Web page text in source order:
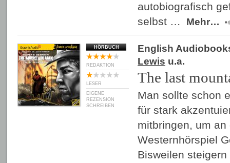
autobiografisch
selbst …
Mehr…
HÖRBUCH
REDAKTION
LESER
EIGENE
REZENSION
SCHREIBEN
English
Lewis u.a.
The last
Man sollte schon
für stark
mitbringen, um an
Westernhörspiel
Bisweilen